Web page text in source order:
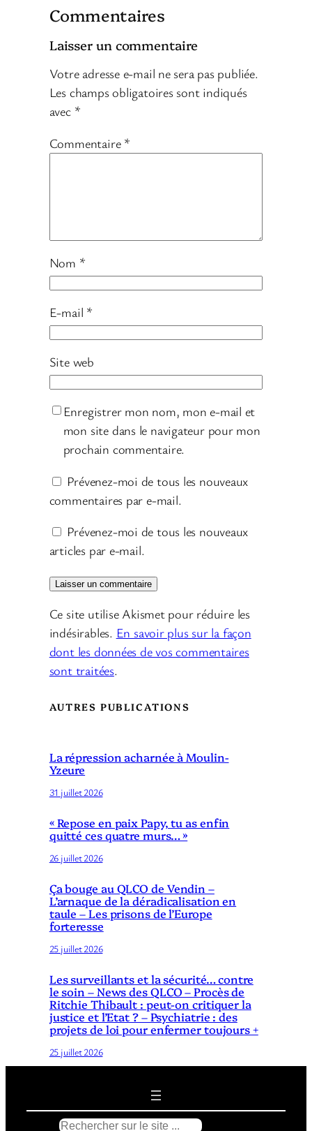
Commentaires
Laisser un commentaire
Votre adresse e-mail ne sera pas publiée.
Les champs obligatoires sont indiqués
avec *
Commentaire *
Nom *
E-mail *
Site web
Enregistrer mon nom, mon e-mail et
mon site dans le navigateur pour mon
prochain commentaire.
Prévenez-moi de tous les nouveaux
commentaires par e-mail.
Prévenez-moi de tous les nouveaux
articles par e-mail.
Ce site utilise Akismet pour réduire les
indésirables. En savoir plus sur la façon
dont les données de vos commentaires
sont traitées.
AUTRES PUBLICATIONS
La répression acharnée à Moulin-
Yzeure
31 juillet 2026
« Repose en paix Papy, tu as enfin
quitté ces quatre murs… »
26 juillet 2026
Ça bouge au QLCO de Vendin –
L’arnaque de la déradicalisation en
taule – Les prisons de l’Europe
forteresse
25 juillet 2026
Les surveillants et la sécurité… contre
le soin – News des QLCO – Procès de
Ritchie Thibault : peut-on critiquer la
justice et l’Etat ? – Psychiatrie : des
projets de loi pour enfermer toujours +
25 juillet 2026